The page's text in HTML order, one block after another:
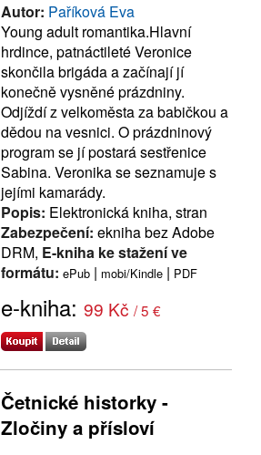
Autor: Paříková Eva
Young adult romantika.Hlavní
hrdince, patnáctileté Veronice
skončila brigáda a začínají jí
konečně vysněné prázdniny.
Odjíždí z velkoměsta za babičkou a
dědou na vesnici. O prázdninový
program se jí postará sestřenice
Sabina. Veronika se seznamuje s
jejími kamarády.
Popis: Elektronická kniha, stran
Zabezpečení: ekniha bez Adobe
DRM, E-kniha ke stažení ve
formátu: ePub | mobi/Kindle | PDF
e-kniha: 99 Kč / 5 €
Četnické historky -
Zločiny a přísloví